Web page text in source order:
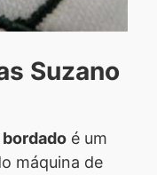
Suzano
é um
máquina de